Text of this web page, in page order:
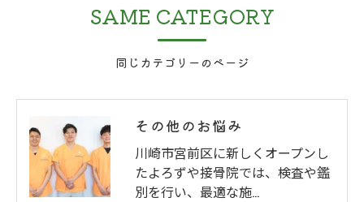
同じカテゴリーのページ
SAME CATEGORY
その他のお悩み
川崎市宮前区に新しくオープンし
たよろずや接骨院では、検査や鑑
別を行い、最適な施…